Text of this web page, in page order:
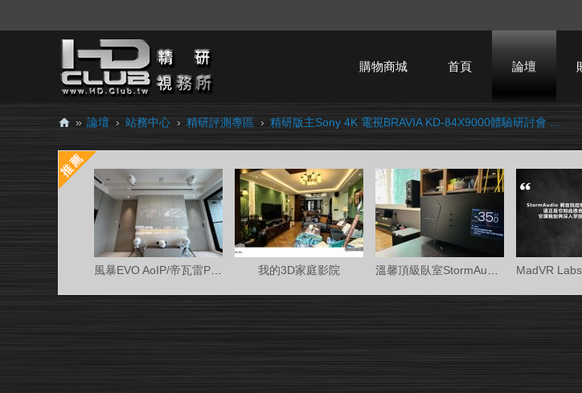
購物商城 首頁 論壇
D.
Cl
» 論壇 › 站務中心 › 精研評測專區 › 精研版主Sony 4K 電視BRAVIA KD-84X9000體驗研討會 ...
我的3D家庭影院